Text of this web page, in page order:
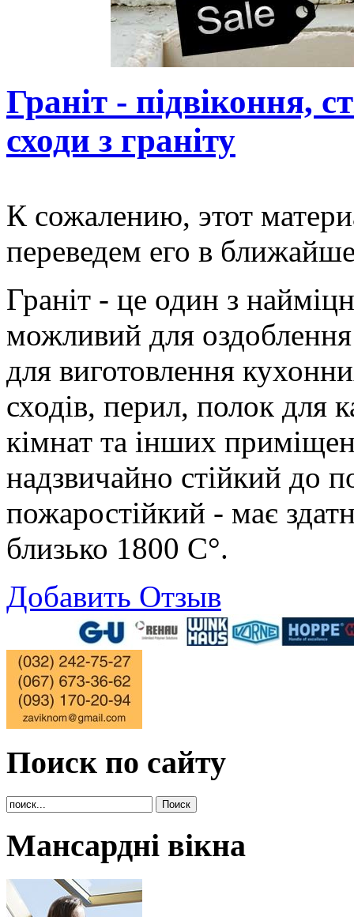
Граніт - підвіконня,
сходи з граніту
К сожалению, этот
переведем его в
Граніт - це один з
можливий для оздоблення
для виготовлення
сходів, перил, полок для
кімнат та інших
надзвичайно стійкий до
пожаростійкий - має
близько 1800 С°.
Добавить Отзыв
Поиск по сайту
Мансардні вікна